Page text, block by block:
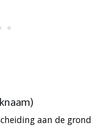
aan de grond